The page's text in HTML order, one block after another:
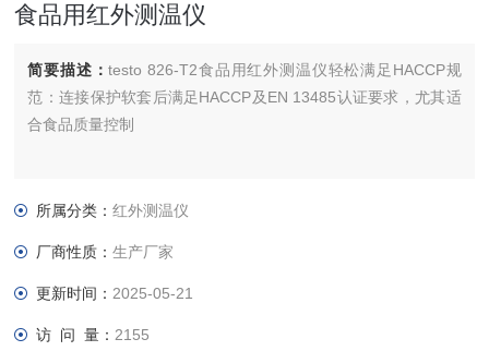
食品用红外测温仪
简要描述：testo 826-T2食品用红外测温仪轻松满足HACCP规
范：连接保护软套后满足HACCP及EN 13485认证要求，尤其适
合食品质量控制
所属分类：红外测温仪
厂商性质：生产厂家
更新时间： 2025-05-21
访 问 量： 2155